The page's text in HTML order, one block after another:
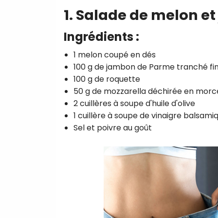
1. Salade de melon
Ingrédients :
1 melon coupé en dés
100 g de jambon de Parme tranché
100 g de roquette
50 g de mozzarella déchirée en
2 cuillères à soupe d'huile d'olive
1 cuillère à soupe de vinaigre
Sel et poivre au goût